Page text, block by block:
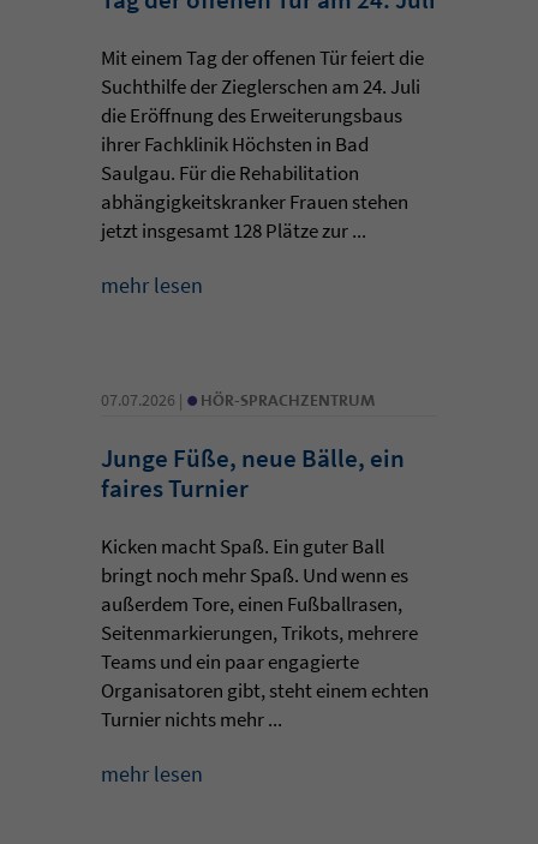
Mit einem Tag der offenen Tür feiert die
Suchthilfe der Zieglerschen am 24. Juli
die Eröffnung des Erweiterungsbaus
ihrer Fachklinik Höchsten in Bad
Saulgau. Für die Rehabilitation
abhängigkeitskranker Frauen stehen
jetzt insgesamt 128 Plätze zur ...
mehr lesen
07.07.2026 | • HÖR-SPRACHZENTRUM
Junge Füße, neue Bälle, ein
faires Turnier
Kicken macht Spaß. Ein guter Ball
bringt noch mehr Spaß. Und wenn es
außerdem Tore, einen Fußballrasen,
Seitenmarkierungen, Trikots, mehrere
Teams und ein paar engagierte
Organisatoren gibt, steht einem echten
Turnier nichts mehr ...
mehr lesen